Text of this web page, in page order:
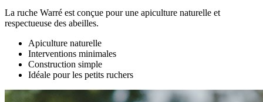
La ruche Warré est conçue pour une apiculture naturelle et
respectueuse des abeilles.
Apiculture naturelle
Interventions minimales
Construction simple
Idéale pour les petits ruchers